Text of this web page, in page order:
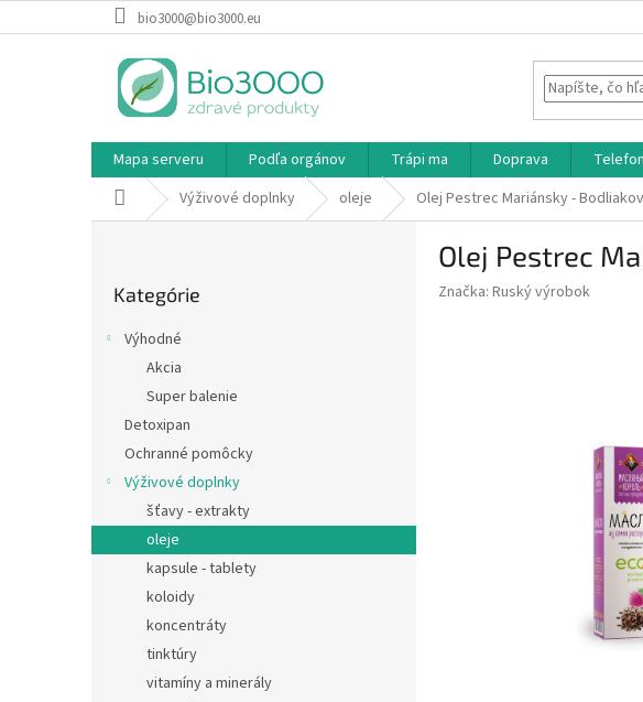
na
bio3000@bio3000.eu
Mapa serveru Podľa orgánov Trápi ma Doprava
DomovVýživové doplnky oleje Olej Pestrec Mariánsky -
kategórie
Kategórie
Výhodné
Akcia
Super balenie
Detoxipan
Ochranné pomôcky
Výživové doplnky
šťavy - extrakty
oleje
kapsule - tablety
koloidy
koncentráty
tinktúry
vitamíny a minerály
Olej Pestrec
Značka: Ruský výrobok